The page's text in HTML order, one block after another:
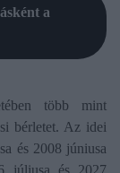
a
több mint
bérletet. Az idei
és 2008 júniusa